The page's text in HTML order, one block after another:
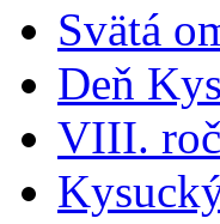
Svätá
Deň
VIII.